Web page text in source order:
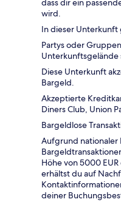
dass dir ein
wird.
In dieser Unterkunft
Partys oder
Diese Unterkunft
Bargeld.
Akzeptierte
Diners Club, Union
Bargeldlose
Aufgrund nationaler
Höhe von 5000
erhältst du auf
deiner